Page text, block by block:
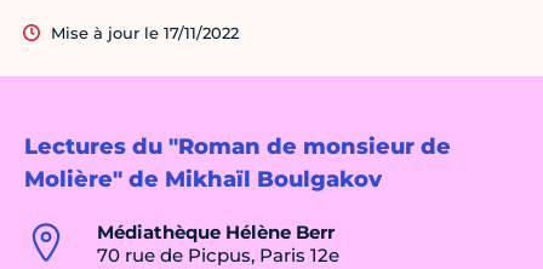
Lectures du "Roman de monsieur de
Molière" de Mikhaïl Boulgakov
Médiathèque Hélène Berr
70 rue de Picpus, Paris 12e
Mise à jour le 17/11/2022